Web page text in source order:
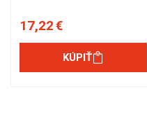
17,22 €
KÚPIŤ